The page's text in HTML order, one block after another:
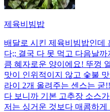
제육비빔밥
배달로 시킨 제육비빔밥인데
다;; 결국 다 못 먹고 다음날
큼 혜자로운 양이에요! 뚜껑
맛이 인위적이지 않고 숯불
라이 2개 올려주는 센스는 굳
다 보니까 기본 고추장 소스
저는 싱거운 것보다 매콤하